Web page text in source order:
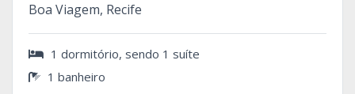
Boa Viagem, Recife
1 dormitório, sendo 1 suíte
1 banheiro